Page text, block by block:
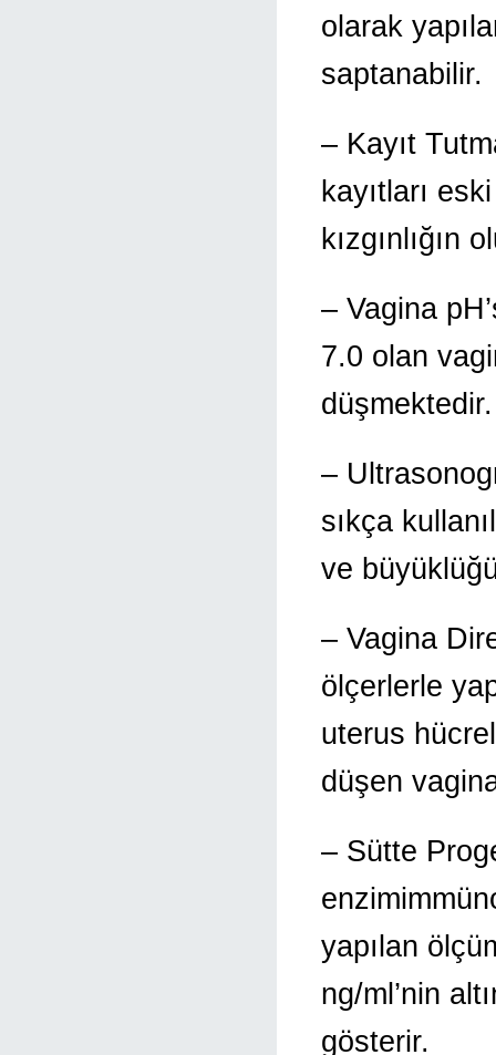
olarak
saptanabilir.
– Kayıt
kayıtları
kızgınlığın
– Vagina
7.0 olan
düşmektedir.
–
sıkça
ve
– Vagina
ölçerlerle
uterus
düşen
– Sütte
yapılan
ng/ml’nin
gösterir.